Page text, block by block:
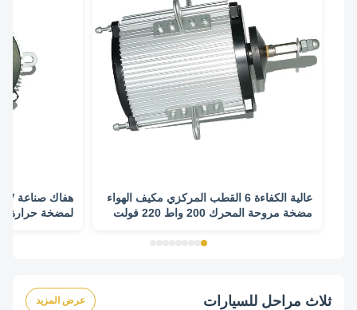
عالية الكفاءة 6 القطب المركزي مكيف الهواء
مضخة مروحة المحرك 200 واط 220 فولت
لمضخة حرارة
ثلاث مراحل للسيارات عرض المزيد